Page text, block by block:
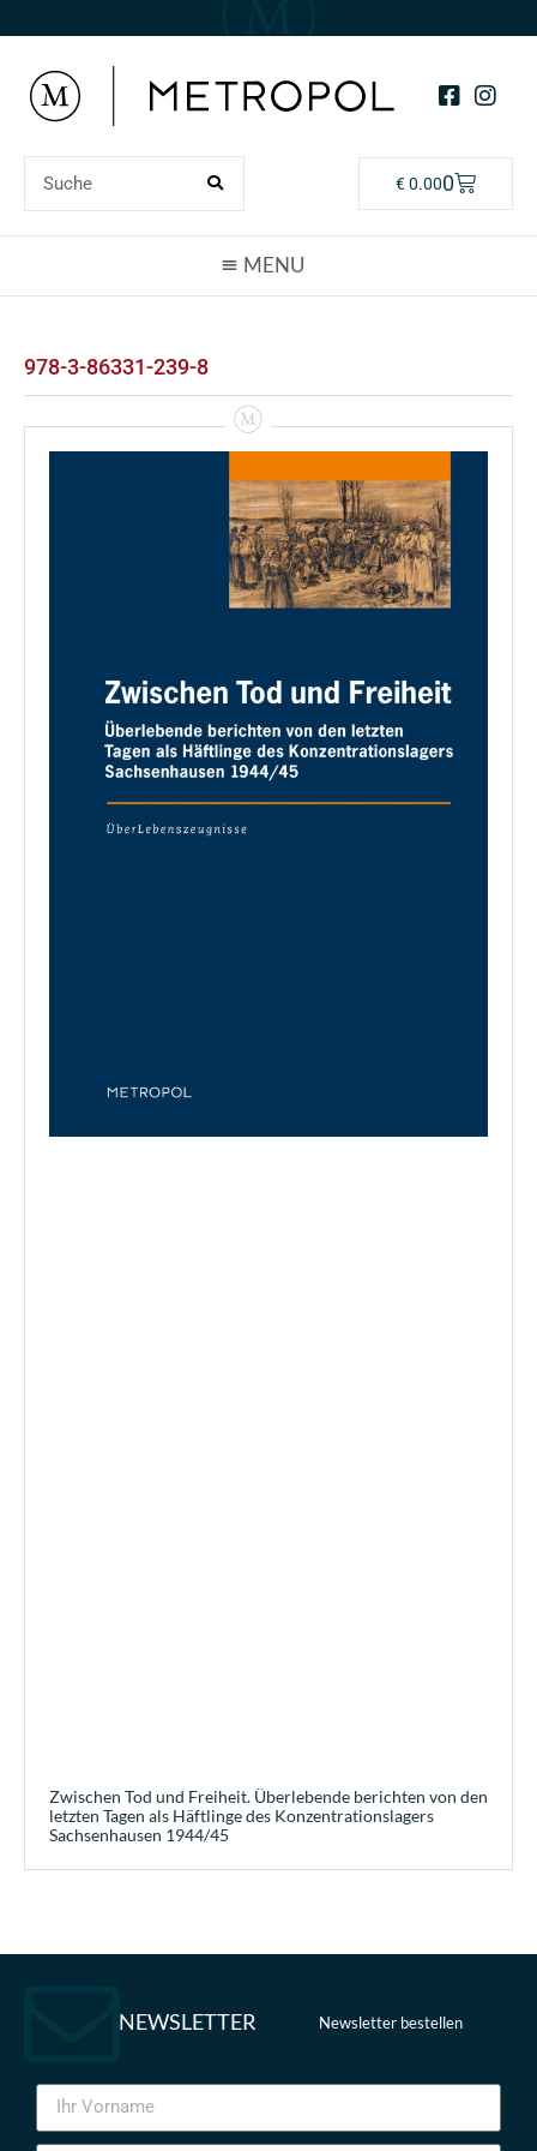
€0.000
978-3-86331-239-8
Zwischen Tod und Freiheit. Überlebende berichten von den
letzten Tagen als Häftlinge des Konzentrationslagers
Sachsenhausen 1944/45
NEWSLETTER Newsletter bestellen